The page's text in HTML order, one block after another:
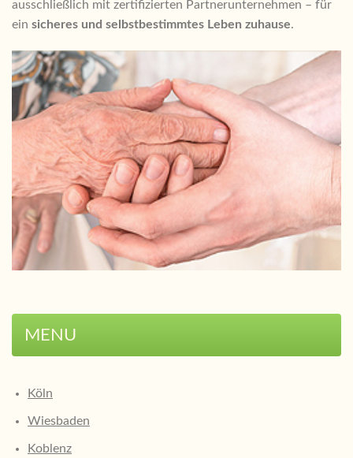
ausschließlich mit zertifizierten Partnerunternehmen – für
ein sicheres und selbstbestimmtes Leben zuhause.
MENU
Köln
Wiesbaden
Koblenz